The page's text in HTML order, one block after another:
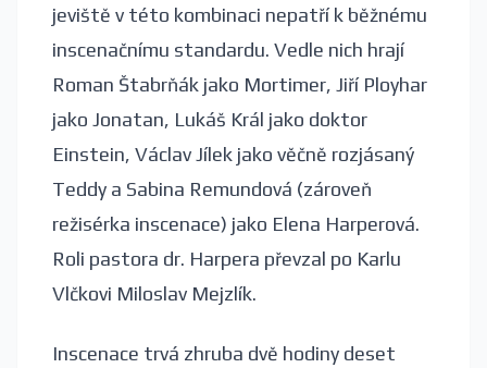
jeviště v této kombinaci nepatří k běžnému
inscenačnímu standardu. Vedle nich hrají
Roman Štabrňák jako Mortimer, Jiří Ployhar
jako Jonatan, Lukáš Král jako doktor
Einstein, Václav Jílek jako věčně rozjásaný
Teddy a Sabina Remundová (zároveň
režisérka inscenace) jako Elena Harperová.
Roli pastora dr. Harpera převzal po Karlu
Vlčkovi Miloslav Mejzlík.
Inscenace trvá zhruba dvě hodiny deset